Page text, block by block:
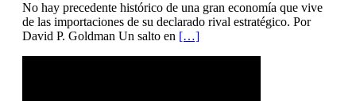
No hay precedente histórico de una gran economía que vive
de las importaciones de su declarado rival estratégico. Por
David P. Goldman Un salto en […]